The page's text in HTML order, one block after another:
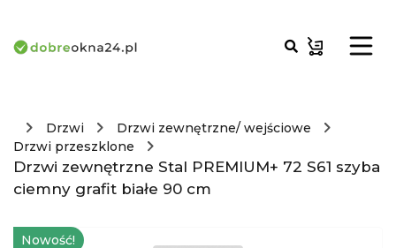
Drzwi
Drzwi zewnętrzne/ wejściowe
Drzwi przeszklone
Drzwi zewnętrzne Stal PREMIUM+ 72 S61 szyba
ciemny grafit białe 90 cm
Nowość!